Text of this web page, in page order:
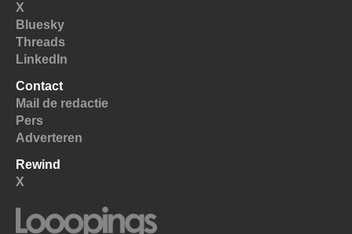
X
Bluesky
Threads
LinkedIn
Contact
Mail de redactie
Pers
Adverteren
Rewind
X